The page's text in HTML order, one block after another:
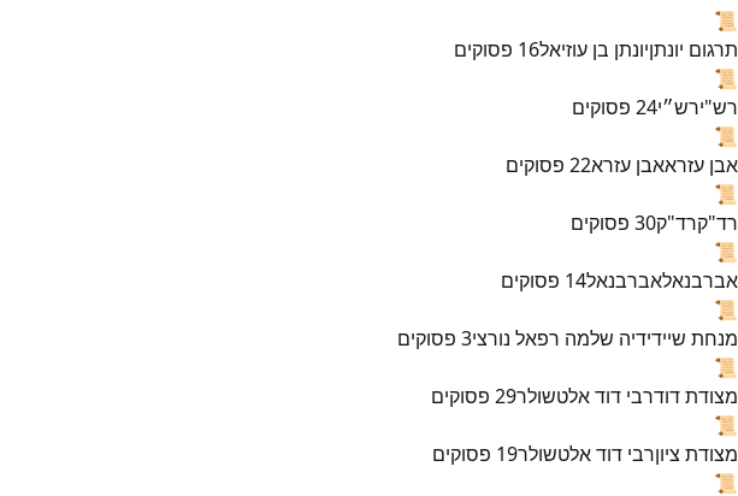
📜
תרגום יונתןיונתן בן עוזיאל16 פסוקים
📜
רש"ירש״י24 פסוקים
📜
אבן עזראאבן עזרא22 פסוקים
📜
רד"קרד"ק30 פסוקים
📜
אברבנאלאברבנאל14 פסוקים
📜
מנחת שיידידיה שלמה רפאל נורצי3 פסוקים
📜
מצודת דודרבי דוד אלטשולר29 פסוקים
📜
מצודת ציוןרבי דוד אלטשולר19 פסוקים
📜